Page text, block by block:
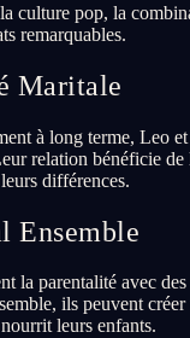
culture pop, la
remarquables.
Maritale
à long terme, Leo
relation bénéficie de
différences.
Ensemble
la parentalité avec
ils peuvent
leurs enfants.